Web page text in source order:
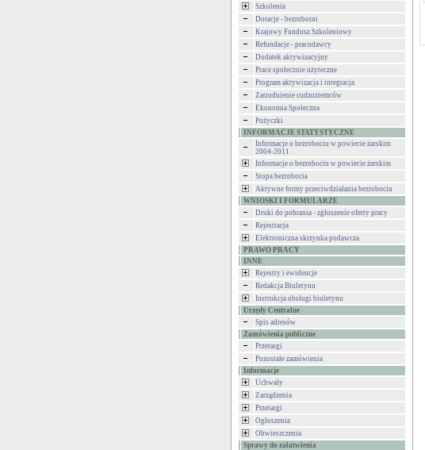
Szkolenia
Dotacje - bezrobotni
Krajowy Fundusz Szkoleniowy
Refundacje - pracodawcy
Dodatek aktywizacyjny
Prace społecznie użyteczne
Program aktywizacja i integracja
Zatrudnienie cudzoziemców
Ekonomia Społeczna
Pożyczki
INFORMACJE STATYSTYCZNE
Informacje o bezrobociu w powiecie żarskim
2004-2011
Informacje o bezrobociu w powiecie żarskim
Stopa bezrobocia
Aktywne formy przeciwdziałania bezrobociu
WNIOSKI I FORMULARZE
Druki do pobrania - zgłoszenie oferty pracy
Rejestracja
Elektroniczna skrzynka podawcza
PRAWO PRACY
INNE
Rejestry i ewidencje
Redakcja Biuletynu
Instrukcja obsługi biuletynu
Urzędy Centralne
Spis adresów
Zamówienia publiczne
Przetargi
Pozostałe zamówienia
Informacje
Uchwały
Zarządzenia
Przetargi
Ogłoszenia
Obwieszczenia
Sprawy do załatwienia